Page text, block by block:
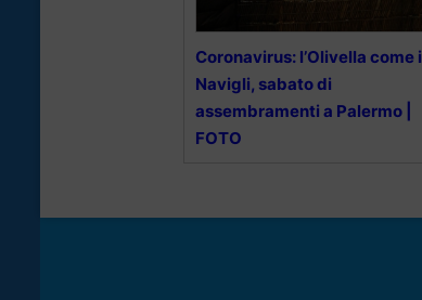
Coronavirus: l’Olivella come i
Navigli, sabato di
assembramenti a Palermo |
FOTO